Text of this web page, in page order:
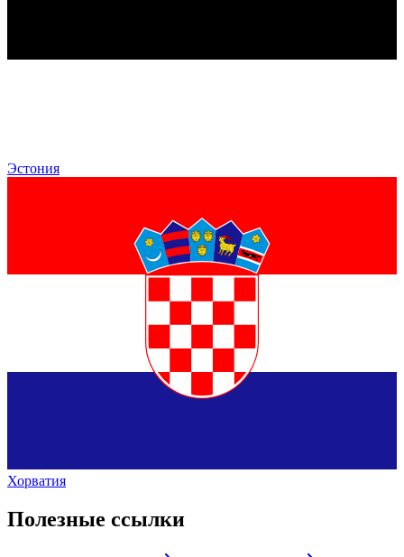
Эстония
Хорватия
Полезные ссылки